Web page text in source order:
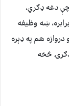
دغه ډګري،
ښه وظیفه
هم په ډېره
څخه